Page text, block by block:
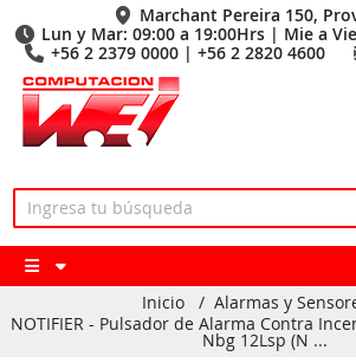
Marchant Pereira 150,
Lun y Mar: 09:00 a 19:00Hrs | Mie a
+56 2 2379 0000 | +56 2 2820 4600
Inicio / Alarmas y
NOTIFIER - Pulsador de Alarma Contra
Nbg 12Lsp (N ...